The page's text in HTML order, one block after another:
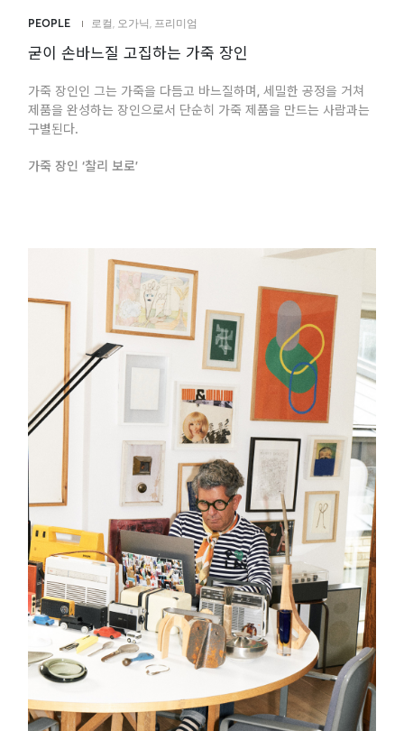
PEOPLE 로컬, 오가닉, 프리미엄
굳이 손바느질 고집하는 가죽 장인
가죽 장인인 그는 가죽을 다듬고 바느질하며, 세밀한 공정을 거쳐
제품을 완성하는 장인으로서 단순히 가죽 제품을 만드는 사람과는
구별된다.
가죽 장인 ‘찰리 보로’